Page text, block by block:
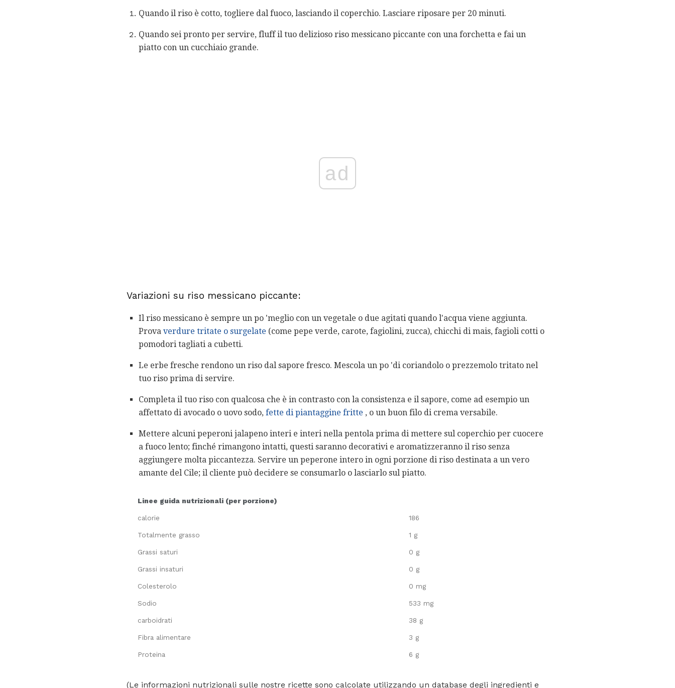
Quando il riso è cotto, togliere dal fuoco, lasciando il coperchio. Lasciare riposare per 20 minuti.
Quando sei pronto per servire, fluff il tuo delizioso riso messicano piccante con una forchetta e fai un
piatto con un cucchiaio grande.
ad
Variazioni su riso messicano piccante:
Il riso messicano è sempre un po 'meglio con un vegetale o due agitati quando l'acqua viene aggiunta.
Prova verdure tritate o surgelate (come pepe verde, carote, fagiolini, zucca), chicchi di mais, fagioli cotti o
pomodori tagliati a cubetti.
Le erbe fresche rendono un riso dal sapore fresco. Mescola un po 'di coriandolo o prezzemolo tritato nel
tuo riso prima di servire.
Completa il tuo riso con qualcosa che è in contrasto con la consistenza e il sapore, come ad esempio un
affettato di avocado o uovo sodo, fette di piantaggine fritte , o un buon filo di crema versabile.
Mettere alcuni peperoni jalapeno interi e interi nella pentola prima di mettere sul coperchio per cuocere
a fuoco lento; finché rimangono intatti, questi saranno decorativi e aromatizzeranno il riso senza
aggiungere molta piccantezza. Servire un peperone intero in ogni porzione di riso destinata a un vero
amante del Cile; il cliente può decidere se consumarlo o lasciarlo sul piatto.
Linee guida nutrizionali (per porzione)
calorie 186
Totalmente grasso 1 g
Grassi saturi 0 g
Grassi insaturi 0 g
Colesterolo 0 mg
Sodio 533 mg
carboidrati 38 g
Fibra alimentare 3 g
Proteina 6 g
(Le informazioni nutrizionali sulle nostre ricette sono calcolate utilizzando un database degli ingredienti e